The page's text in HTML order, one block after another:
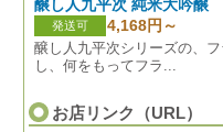
醸し人九平次 純米大吟醸
発送可 4,168円～
醸し人九平次シリーズの、
し、何をもってフラ...
お店リンク（URL）